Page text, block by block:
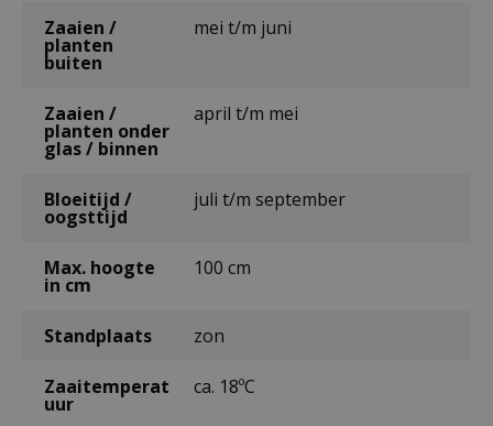
Zaaien /
planten
buiten
mei t/m juni
Zaaien /
planten onder
glas / binnen
april t/m mei
Bloeitijd /
oogsttijd
juli t/m september
Max. hoogte
in cm
100 cm
Standplaats zon
Zaaitemperat
uur
ca. 18ºC